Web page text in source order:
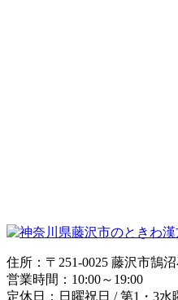
住所：〒251-0025 藤沢市鵠沼
営業時間：10:00～19:00
定休日：日曜祝日 / 第1・3水